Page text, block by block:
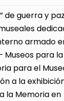
de guerra y
armado
Museos para
para el
a la
la Memoria en